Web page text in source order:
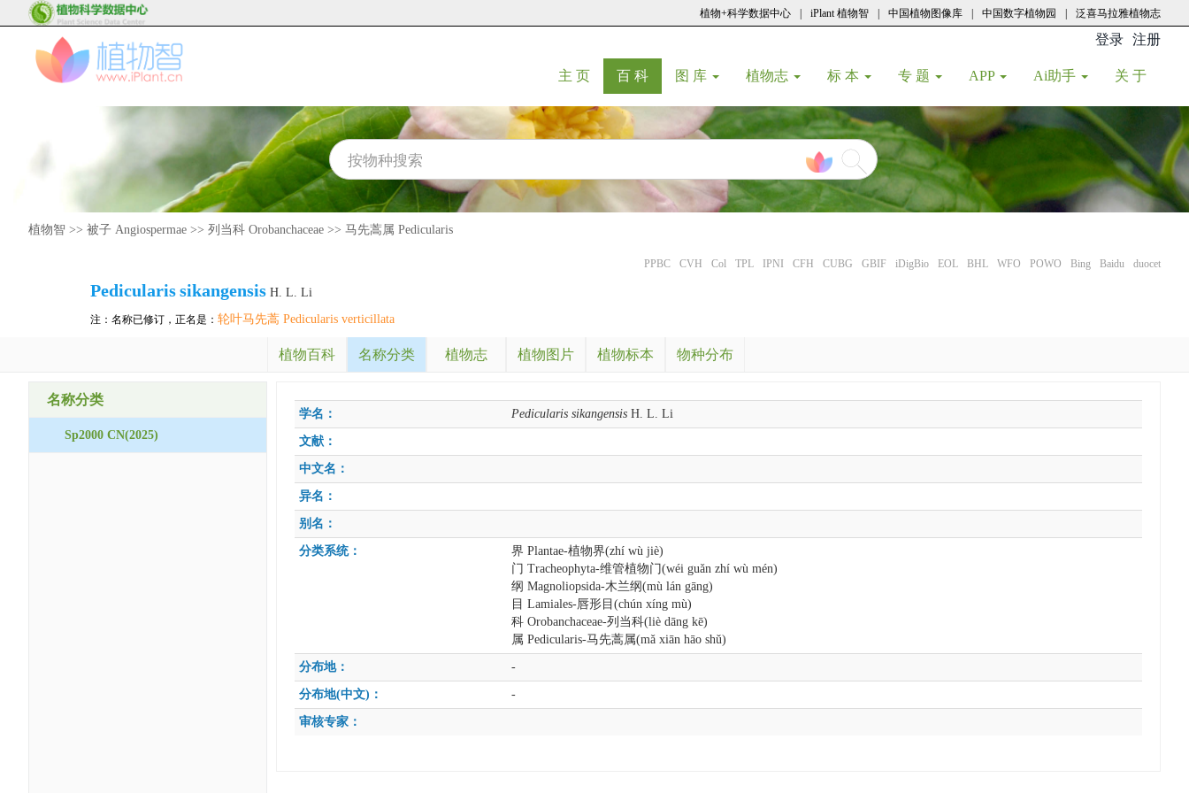
植物+科学数据中心 iPlant 植物智 中国植物图像库 中国数字植物园 泛喜马拉雅植物志
登录 注册
主 页(current)
百 科(current)
图 库 植物志 标 本 专 题 APP Ai助手 关 于
植物智 >> 被子 Angiospermae >> 列当科 Orobanchaceae >> 马先蒿属 Pedicularis
PPBC CVH Col TPL IPNI CFH CUBG GBIF iDigBio EOL BHL WFO POWO Bing Baidu duocet
Pedicularissikangensis H. L. Li
注：名称已修订，正名是： 轮叶马先蒿 Pedicularis verticillata
植物百科 名称分类 植物志 植物图片 植物标本 物种分布
名称分类
Sp2000 CN(2025)
学名： Pedicularis sikangensis H. L. Li
文献：
中文名：
异名：
别名：
分类系统：
界 Plantae-植物界(zhí wù jiè)
门 Tracheophyta-维管植物门(wéi guǎn zhí wù mén)
纲 Magnoliopsida-木兰纲(mù lán gāng)
目 Lamiales-唇形目(chún xíng mù)
科 Orobanchaceae-列当科(liè dāng kē)
属 Pedicularis-马先蒿属(mǎ xiān hāo shǔ)
分布地： -
分布地(中文)： -
审核专家：